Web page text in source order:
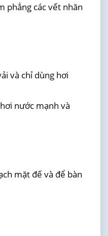
phẳng các vết nhăn
và chỉ dùng hơi
nước mạnh và
mặt đế và để bàn